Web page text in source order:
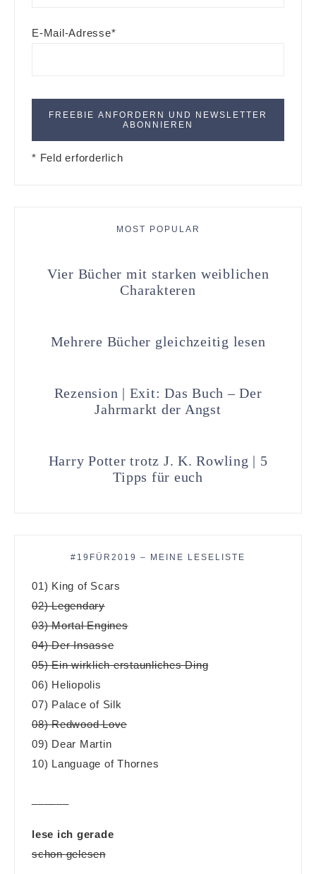
E-Mail-Adresse*
* Feld erforderlich
MOST POPULAR
Vier Bücher mit starken weiblichen
Charakteren
Mehrere Bücher gleichzeitig lesen
Rezension | Exit: Das Buch – Der
Jahrmarkt der Angst
Harry Potter trotz J. K. Rowling | 5
Tipps für euch
#19FÜR2019 – MEINE LESELISTE
01) King of Scars
02) Legendary
03) Mortal Engines
04) Der Insasse
05) Ein wirklich erstaunliches Ding
06) Heliopolis
07) Palace of Silk
08) Redwood Love
09) Dear Martin
10) Language of Thornes
lese ich gerade
schon gelesen